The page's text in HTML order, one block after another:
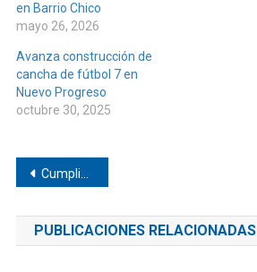
en Barrio Chico
mayo 26, 2026
Avanza construcción de
cancha de fútbol 7 en
Nuevo Progreso
octubre 30, 2025
Navegación
de
entradas
Cumplió Fenochio con Pinotepa
PUBLICACIONES RELACIONADAS